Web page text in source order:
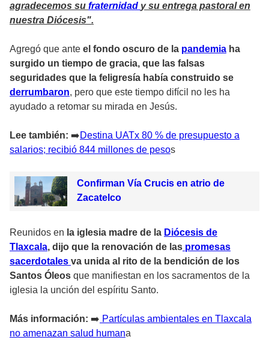
agradecemos su fraternidad y su entrega pastoral en
nuestra Diócesis".
Agregó que ante el fondo oscuro de la pandemia ha
surgido un tiempo de gracia, que las falsas
seguridades que la feligresía había construido se
derrumbaron, pero que este tiempo difícil no les ha
ayudado a retomar su mirada en Jesús.
Lee también: ➡️Destina UATx 80 % de presupuesto a
salarios; recibió 844 millones de pesos
Confirman Vía Crucis en atrio de
Zacatelco
Reunidos en la iglesia madre de la Diócesis de
Tlaxcala, dijo que la renovación de las promesas
sacerdotales va unida al rito de la bendición de los
Santos Óleos que manifiestan en los sacramentos de la
iglesia la unción del espíritu Santo.
Más información: ➡️ Partículas ambientales en Tlaxcala
no amenazan salud humana